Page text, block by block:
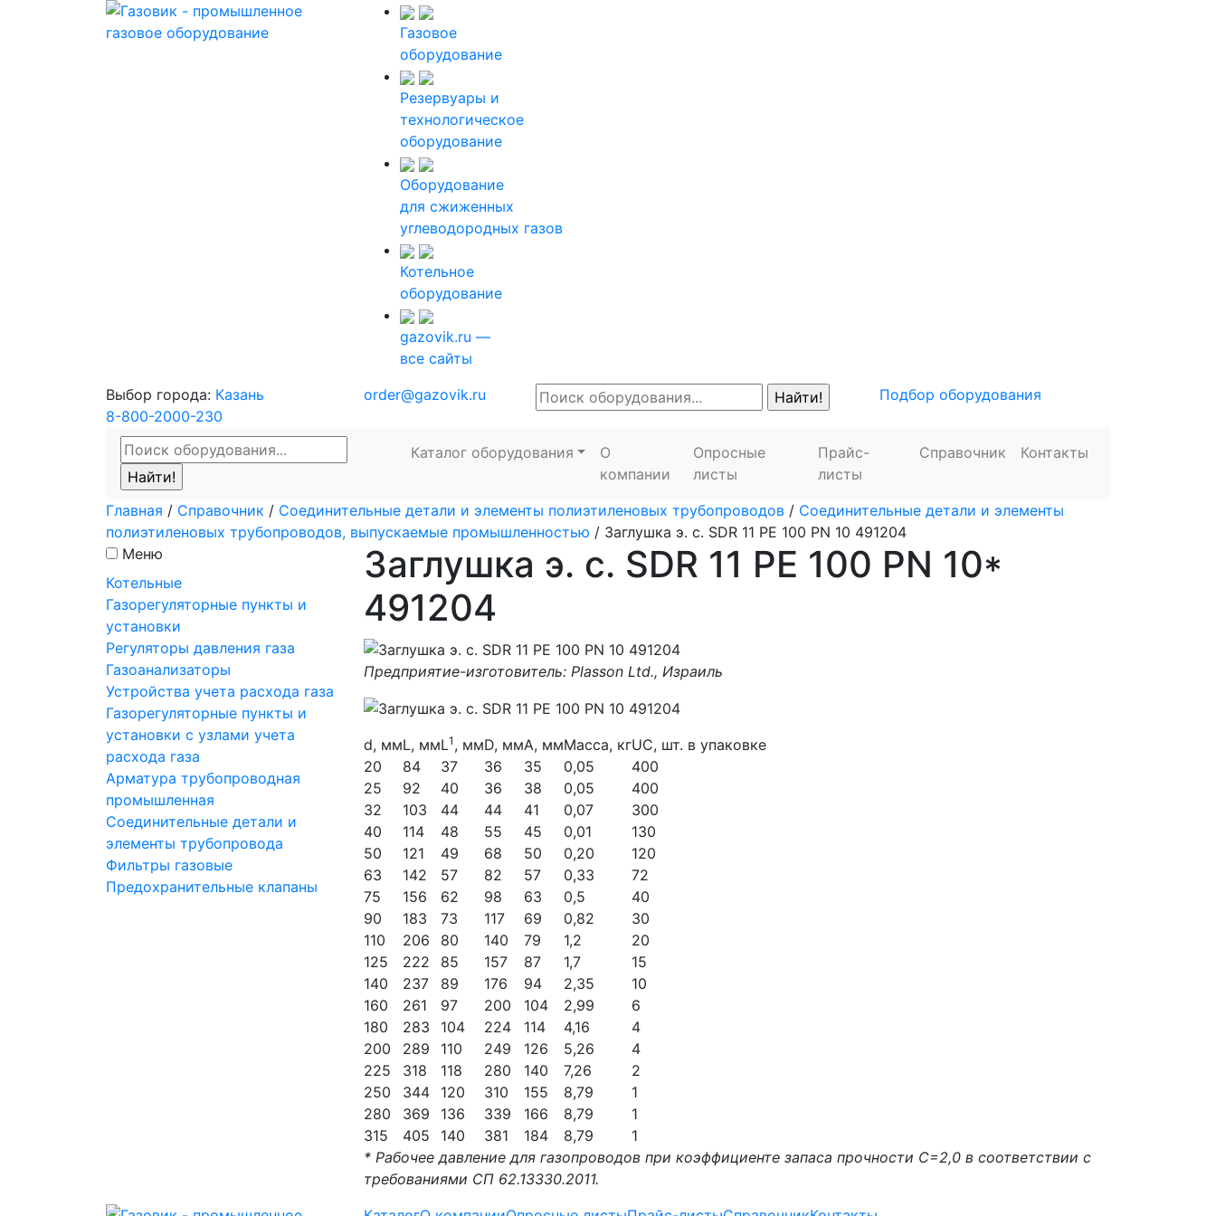
Газовое
оборудование
Резервуары и
технологическое
оборудование
Оборудование
для сжиженных
углеводородных газов
Котельное
оборудование
gazovik.ru —
все сайты
Выбор города: Казань
8-800-2000-230
order@gazovik.ru Подбор оборудования
Каталог оборудования
О
компании
Опросные
листы
Прайс-
листы
Справочник Контакты
Главная / Справочник / Соединительные детали и элементы полиэтиленовых трубопроводов / Соединительные детали и элементы
полиэтиленовых трубопроводов, выпускаемые промышленностью / Заглушка э. с. SDR 11 PE 100 PN 10 491204
Меню
Котельные
Газорегуляторные пункты и
установки
Регуляторы давления газа
Газоанализаторы
Устройства учета расхода газа
Газорегуляторные пункты и
установки с узлами учета
расхода газа
Арматура трубопроводная
промышленная
Соединительные детали и
элементы трубопровода
Фильтры газовые
Предохранительные клапаны
Заглушка э. с. SDR 11 PE 100 PN 10*
491204
Предприятие-изготовитель: Plasson Ltd., Израиль
d, ммL, ммL1 , ммD, ммA, ммМасса, кгUC, шт. в упаковке
20
25
32
40
50
63
75
84
92
103
114
121
142
156
37
40
44
48
49
57
62
36
36
44
55
68
82
98
35
38
41
45
50
57
63
0,05
0,05
0,07
0,01
0,20
0,33
0,5
400
400
300
130
120
72
40
90
110
125
140
160
180
200
225
250
280
315
183
206
222
237
261
283
289
318
344
369
405
73
80
85
89
97
104
110
118
120
136
140
117
140
157
176
200
224
249
280
310
339
381
69
79
87
94
104
114
126
140
155
166
184
0,82
1,2
1,7
2,35
2,99
4,16
5,26
7,26
8,79
8,79
8,79
30
20
15
10
6
4
4
2
1
1
1
* Рабочее давление для газопроводов при коэффициенте запаса прочности С=2,0 в соответствии с
требованиями СП 62.13330.2011.